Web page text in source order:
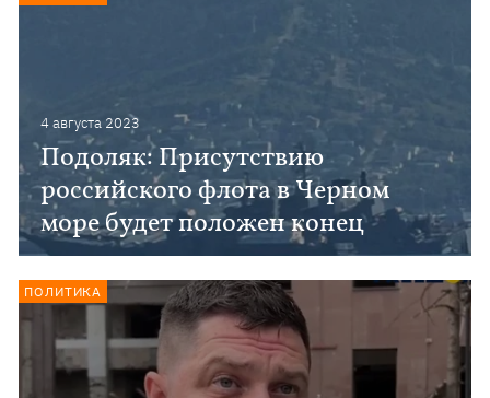
4 августа 2023
Подоляк: Присутствию
российского флота в Черном
море будет положен конец
ПОЛИТИКА